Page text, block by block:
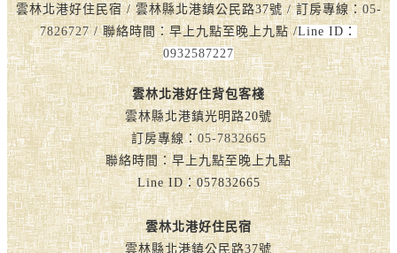
雲林北港好住民宿 / 雲林縣北港鎮公民路37號 / 訂房專線：05-
7826727/ 聯絡時間：早上九點至晚上九點 /Line ID：
0932587227
雲林北港好住背包客棧
雲林縣北港鎮光明路20號
訂房專線：05-7832665
聯絡時間：早上九點至晚上九點
Line ID：057832665
雲林北港好住民宿
雲林縣北港鎮公民路37號